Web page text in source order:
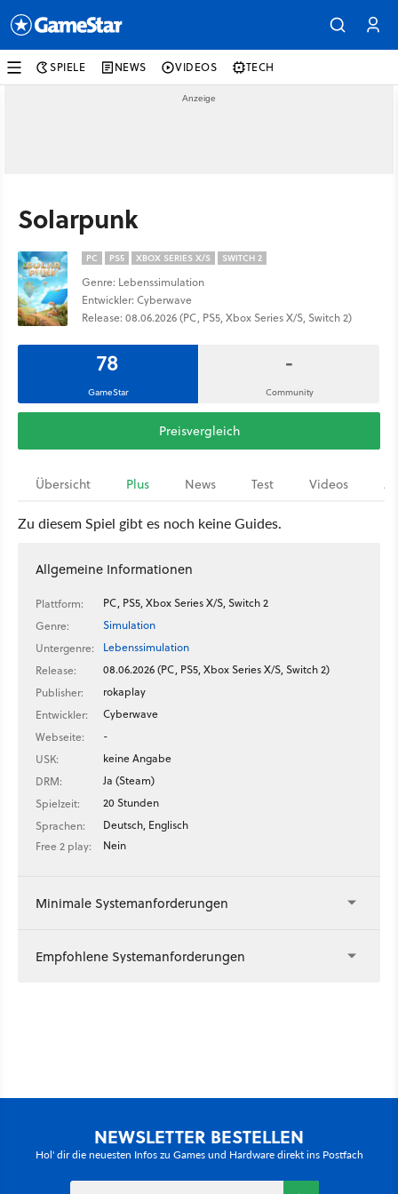
SPIELE NEWS VIDEOS TECH
Solarpunk
PC PS5 XBOX SERIES X/S SWITCH 2
Genre: Lebenssimulation
Entwickler: Cyberwave
Release: 08.06.2026 (PC, PS5, Xbox Series X/S, Switch 2)
78
GameStar
-
Community
Preisvergleich
Übersicht Plus News Test Videos
Zu diesem Spiel gibt es noch keine Guides.
Allgemeine Informationen
Plattform:
PC, PS5, Xbox Series X/S, Switch 2
Genre:
Simulation
Untergenre:
Lebenssimulation
Release:
08.06.2026 (PC, PS5, Xbox Series X/S, Switch 2)
Publisher:
rokaplay
Entwickler:
Cyberwave
Webseite:
-
USK:
keine Angabe
DRM:
Ja (Steam)
Spielzeit:
20 Stunden
Sprachen:
Deutsch, Englisch
Free 2 play:
Nein
Minimale Systemanforderungen
Empfohlene Systemanforderungen
NEWSLETTER BESTELLEN
Hol' dir die neuesten Infos zu Games und Hardware direkt ins Postfach